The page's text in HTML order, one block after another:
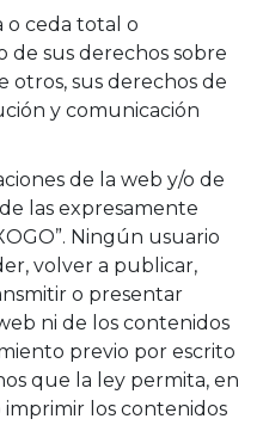
o ceda total o
sus derechos sobre
otros, sus derechos de
y comunicación
de la web y/o de
las expresamente
Ningún usuario
volver a publicar,
o presentar
ni de los contenidos
previo por escrito
que la ley permita, en
imprimir los contenidos